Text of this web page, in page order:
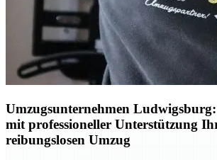
Umzugsunternehmen
mit professioneller Unterstützung
reibungslosen Umzug